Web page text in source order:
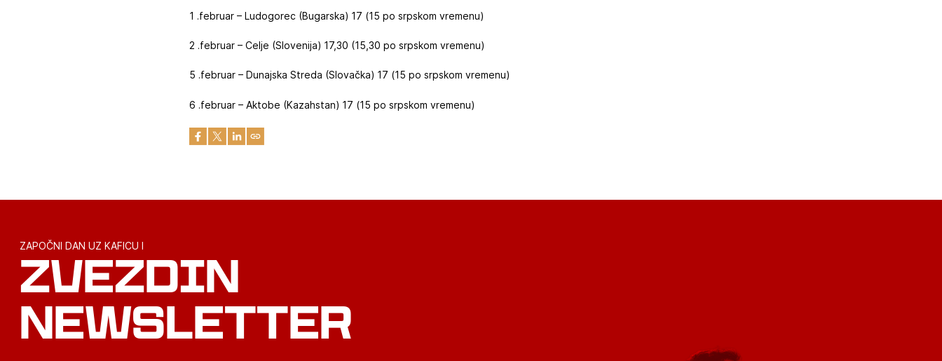
1 .februar – Ludogorec (Bugarska) 17 (15 po srpskom vremenu)
2 .februar – Celje (Slovenija) 17,30 (15,30 po srpskom vremenu)
5 .februar – Dunajska Streda (Slovačka) 17 (15 po srpskom vremenu)
6 .februar – Aktobe (Kazahstan) 17 (15 po srpskom vremenu)
ZAPOČNI DAN UZ KAFICU I
ZVEZDIN
NEWSLETTER